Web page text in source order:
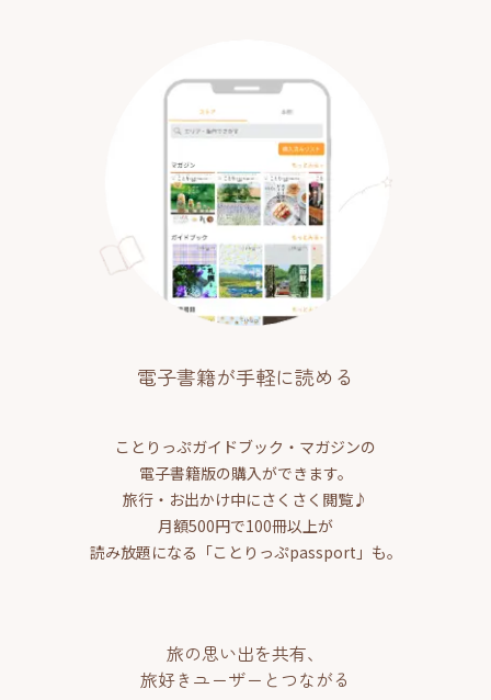
電子書籍が手軽に読める
ことりっぷガイドブック・マガジンの
電子書籍版の購入ができます。
旅行・お出かけ中にさくさく閲覧♪
月額500円で100冊以上が
読み放題になる「ことりっぷpassport」も。
旅の思い出を共有、
旅好きユーザーとつながる